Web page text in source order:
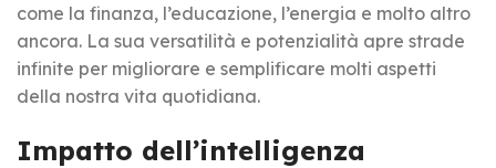
come la finanza, l’educazione, l’energia e molto altro
ancora. La sua versatilità e potenzialità apre strade
infinite per migliorare e semplificare molti aspetti
della nostra vita quotidiana.
Impatto dell’intelligenza